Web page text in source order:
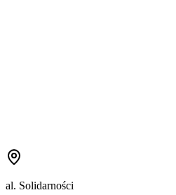
al. Solidarności